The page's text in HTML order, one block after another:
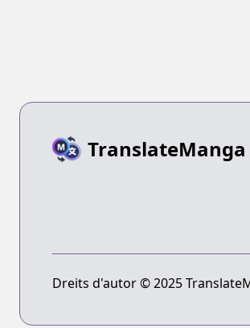
TranslateManga
Dreits d'autor © 2025